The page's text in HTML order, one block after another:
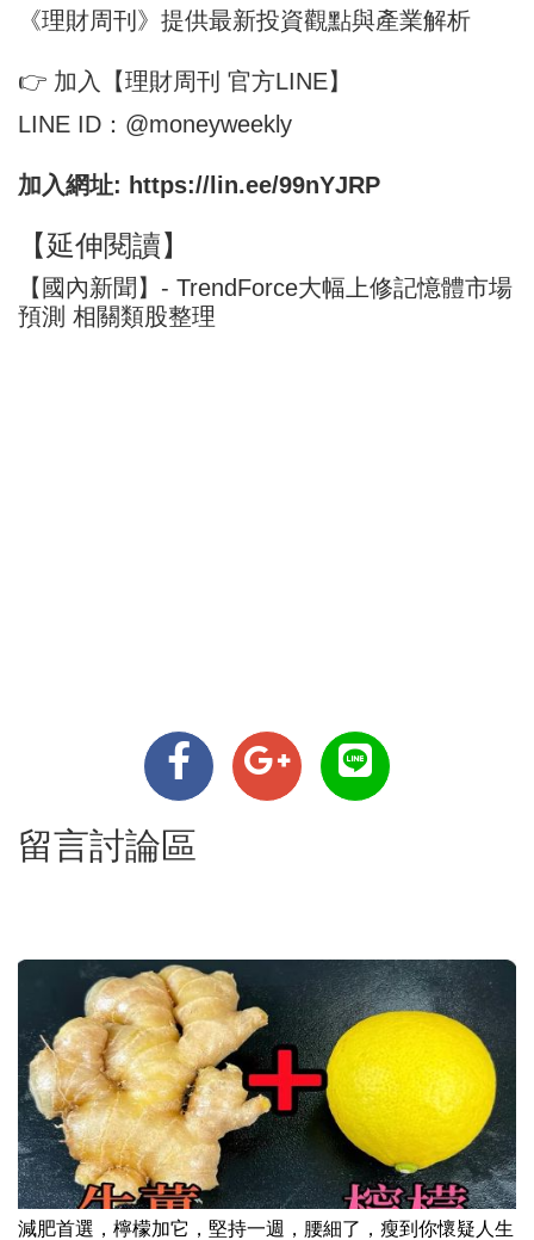
《理財周刊》提供最新投資觀點與產業解析
👉 加入【理財周刊 官方LINE】
LINE ID：@moneyweekly
加入網址: https://lin.ee/99nYJRP
【延伸閱讀】
【國內新聞】- TrendForce大幅上修記憶體市場
預測 相關類股整理
留言討論區
減肥首選，檸檬加它，堅持一週，腰細了，瘦到你懷疑人生